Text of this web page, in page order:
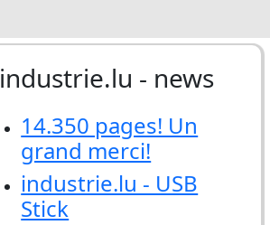
industrie.lu - news
14.350 pages! Un
grand merci!
industrie.lu - USB
Stick